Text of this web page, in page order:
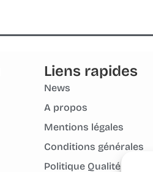
Liens rapides
News
A propos
Mentions légales
Conditions générales
Politique Qualité Groupe